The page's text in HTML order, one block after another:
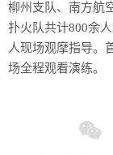
柳州支队、南方航
扑火队共计800余
人现场观摩指导。
场全程观看演练。